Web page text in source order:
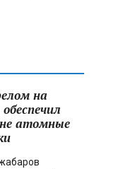
области,
БелАЭС
на
атомные